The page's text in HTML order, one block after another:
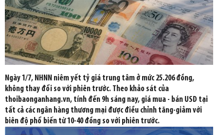
Ngày 1/7, NHNN niêm yết tỷ giá trung tâm ở mức 25.206 đồng,
không thay đổi so với phiên trước. Theo khảo sát của
thoibaonganhang.vn, tính đến 9h sáng nay, giá mua - bán USD tại
tất cả các ngân hàng thương mại được điều chỉnh tăng-giảm với
biên độ phổ biến từ 10-40 đồng so với phiên trước.